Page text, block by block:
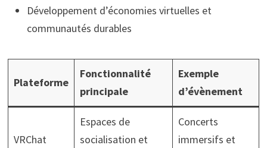
Développement d’économies virtuelles et
communautés durables
Plateforme
Fonctionnalité
principale
Exemple
d’évènement
VRChat
Espaces de
socialisation et
Concerts
immersifs et